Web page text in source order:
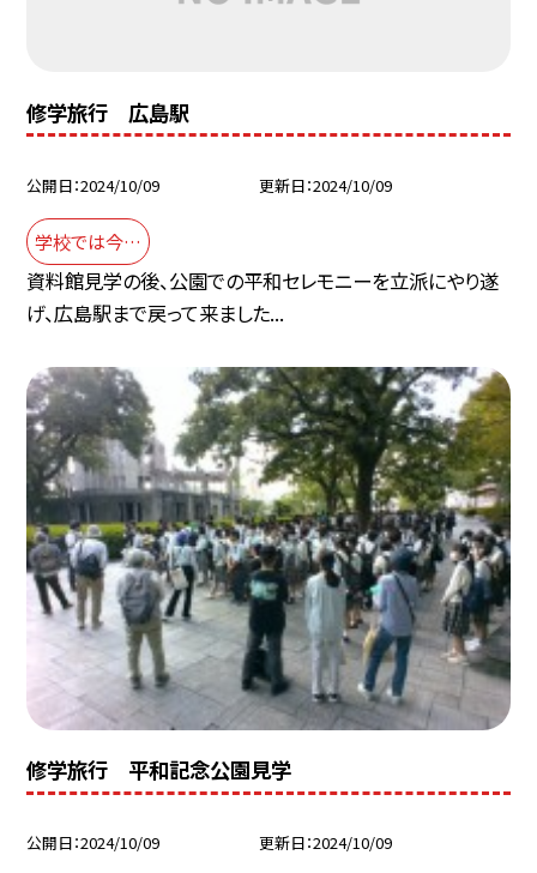
修学旅行 広島駅
公開日 2024/10/09 更新日 2024/10/09
学校では今…
資料館見学の後、公園での平和セレモニーを立派にやり遂
げ、広島駅まで戻って来ました...
修学旅行 平和記念公園見学
公開日 2024/10/09 更新日 2024/10/09